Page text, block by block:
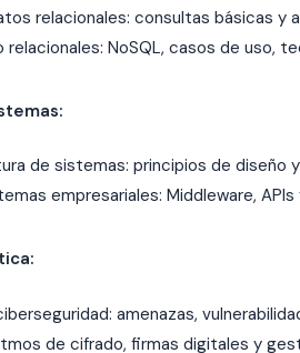
relacionales: consultas básicas y
NoSQL, casos de uso,
de sistemas: principios de diseño
empresariales: Middleware,
amenazas,
de cifrado, firmas digitales y